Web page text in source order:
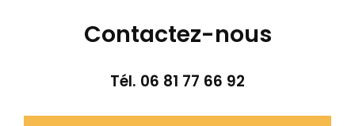
Contactez-nous
Tél. 06 81 77 66 92